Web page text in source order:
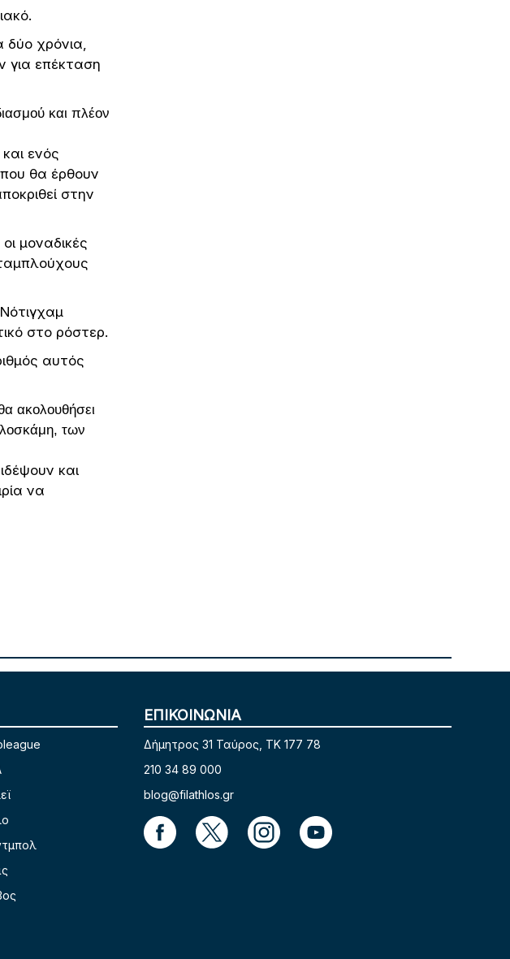
δύο χρόνια,
για επέκταση
και πλέον
ενός
θα έρθουν
στην
μοναδικές
στο ρόστερ.
αυτός
ακολουθήσει
των
και
να
ΕΠΙΚΟΙΝΩΝΙΑ
Δήμητρος 31 Ταύρος, TK 177 78
210 34 89 000
blog@filathlos.gr